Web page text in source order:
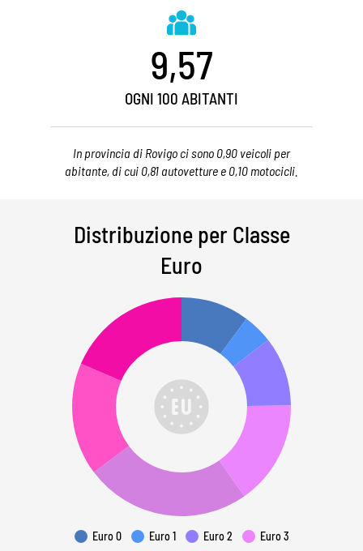
9,57
OGNI 100 ABITANTI
In provincia di Rovigo ci sono 0,90 veicoli per
abitante, di cui 0,81 autovetture e 0,10 motocicli.
Distribuzione per Classe
Euro
Euro 0 Euro 1 Euro 2
Euro 3